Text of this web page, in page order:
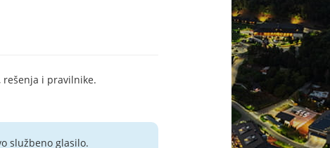
i pravilnike.
službeno glasilo.